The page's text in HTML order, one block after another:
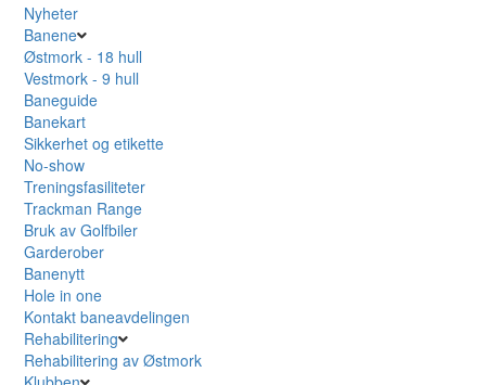
Nyheter
Banene
Østmork - 18 hull
Vestmork - 9 hull
Baneguide
Banekart
Sikkerhet og etikette
No-show
Treningsfasiliteter
Trackman Range
Bruk av Golfbiler
Garderober
Banenytt
Hole in one
Kontakt baneavdelingen
Rehabilitering
Rehabilitering av Østmork